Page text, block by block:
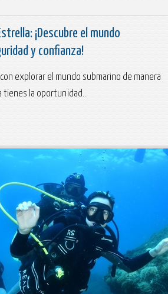
¡Descubre el mundo
y confianza!
explorar el mundo submarino de manera
tienes la oportunidad...